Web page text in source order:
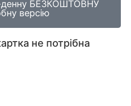
денну БЕЗКОШТОВНУ
версію
не потрібна